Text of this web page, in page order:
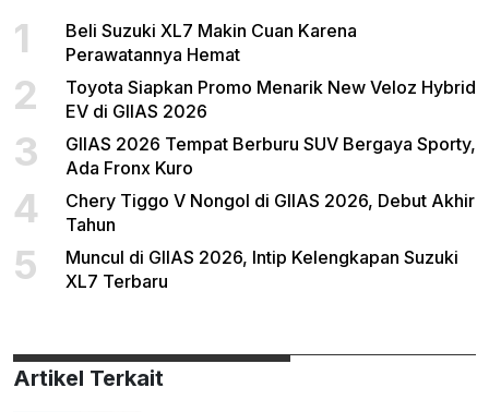
1
Beli Suzuki XL7 Makin Cuan Karena
Perawatannya Hemat
2
Toyota Siapkan Promo Menarik New Veloz Hybrid
EV di GIIAS 2026
3
GIIAS 2026 Tempat Berburu SUV Bergaya Sporty,
Ada Fronx Kuro
4
Chery Tiggo V Nongol di GIIAS 2026, Debut Akhir
Tahun
5
Muncul di GIIAS 2026, Intip Kelengkapan Suzuki
XL7 Terbaru
Artikel Terkait